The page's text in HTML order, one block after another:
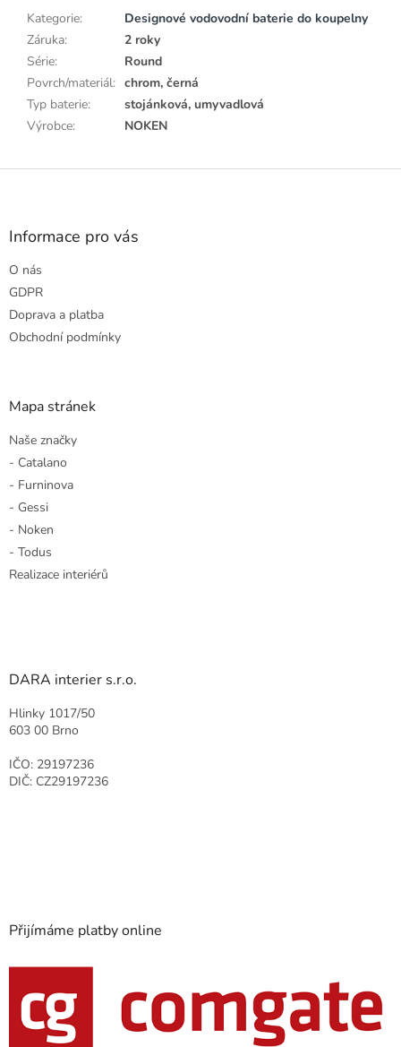
Kategorie:
Designové vodovodní baterie do koupelny
Záruka:
2 roky
Série:
Round
Povrch/materiál: chrom, černá
Typ baterie:
stojánková, umyvadlová
Výrobce: NOKEN
Z
Informace pro vás
O nás
GDPR
Doprava a platba
Obchodní podmínky
Mapa stránek
Naše značky
- Catalano
- Furninova
- Gessi
- Noken
- Todus
Realizace interiérů
DARA interier s.r.o.
Hlinky 1017/50
603 00 Brno
IČO: 29197236
DIČ: CZ29197236
Přijímáme platby online